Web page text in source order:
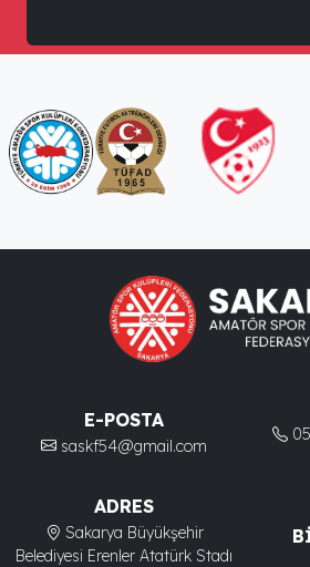
E-POSTA
saskf54@gmail.com
ADRES
Sakarya Büyükşehir
Belediyesi Erenler Atatürk Stadı